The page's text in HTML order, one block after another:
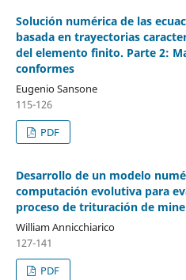
Solución numérica de las
basada en trayectorias
del elemento finito. Parte 2:
conformes
Eugenio Sansone
115-126
PDF
Desarrollo de un modelo
computación evolutiva para
proceso de trituración de
William Annicchiarico
127-141
PDF